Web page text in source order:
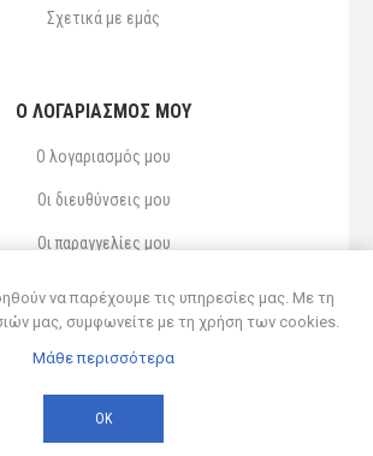
Σχετικά με εμάς
Ο ΛΟΓΑΡΙΑΣΜΌΣ ΜΟΥ
Ο λογαριασμός μου
Οι διευθύνσεις μου
Οι παραγγελίες μου
© 2026 Δ ΚΥΡΣΑΝΙΔΗΣ ΚΑΙ ΥΙΟΣ ΟΕ
να παρέχουμε τις υπηρεσίες μας. Με τη
μας, συμφωνείτε με τη χρήση των cookies.
Μάθε περισσότερα
ΟΚ